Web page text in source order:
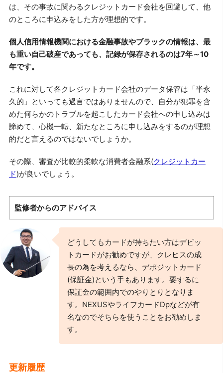
は、その事故に関わるクレジットカード会社を回避して、他
のところに申込みをした方が理想的です。
個人信用情報機関における金融事故やブラックの情報は、最
も重い自己破産であっても、記録が保存されるのは7年～10
年です。
これに対して各クレジットカード会社のデータ保管は「半永
久的」といっても過言ではありませんので、自分が犯罪を含
めた何らかのトラブルを起こしたカード会社への申し込みは
諦めて、心機一転、新たなところに申し込みをするのが理想
的だと言えるのではないでしょうか。
その際、審査が比較的柔軟な消費者金融系(クレジットカー
ド)が良いでしょう。
監修者からのアドバイス
どうしてもカードが持ちたい方はデビッ
トカードがお勧めですが、クレヒスの成
長の為を考えるなら、デポジットカード
(保証金)という手もあります。要するに
保証金の範囲内でのやりとりとなりま
す。NEXUSやライフカードDpなどが有
名なのでそちらを使うことをお勧めしま
す。
更新履歴